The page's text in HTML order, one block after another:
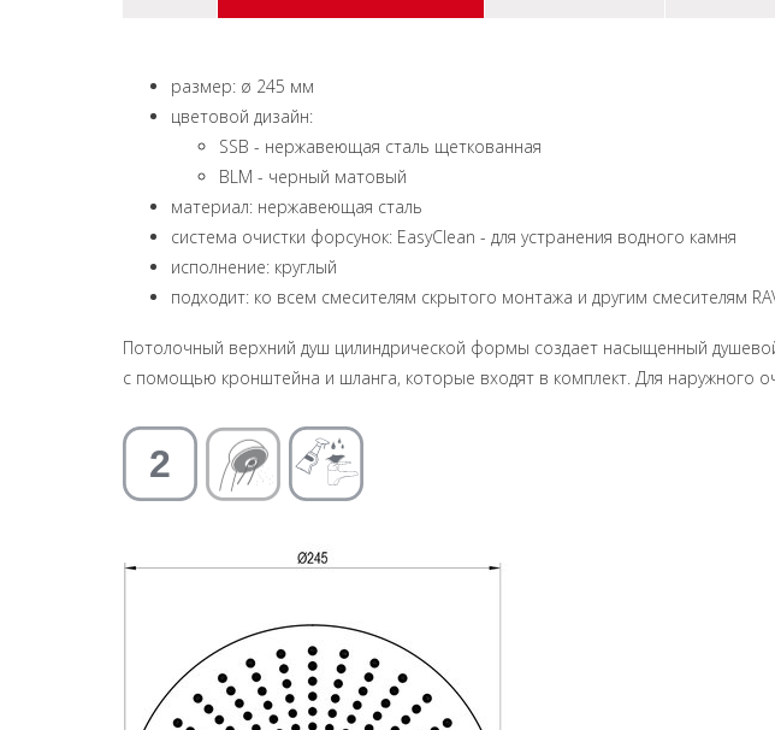
размер: ø 245 мм
цветовой дизайн:
SSB - нержавеющая сталь щеткованная
BLM - черный матовый
материал: нержавеющая сталь
система очистки форсунок: EasyClean - для устранения водного камня
исполнение: круглый
подходит: ко всем смесителям скрытого монтажа и другим смесителям
Потолочный верхний душ цилиндрической формы создает насыщенный
с помощью кронштейна и шланга, которые входят в комплект. Для наружного